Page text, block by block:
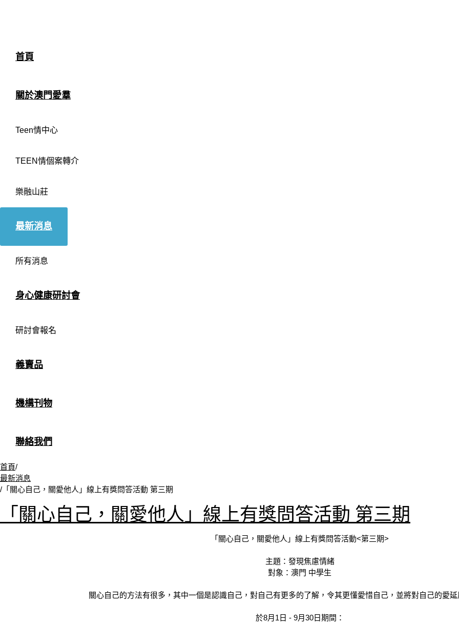
首頁
關於澳門愛羣
Teen情中心
TEEN情個案轉介
樂融山莊
最新消息
所有消息
身心健康研討會
研討會報名
義賣品
機構刊物
聯絡我們
首頁/
最新消息
/ 「關心自己，關愛他人」線上有獎問答活動 第三期
「關心自己，關愛他人」線上有獎問答活動 第三期
「關心自己，關愛他人」線上有獎問答活動<第三期>
主題：發現焦慮情緒
對象：澳門 中學生
關心自己的方法有很多，其中一個是認識自己，對自己有更多的了解，令其更懂愛惜自己，並將對自己的愛延
於8月1日 - 9月30日期間：